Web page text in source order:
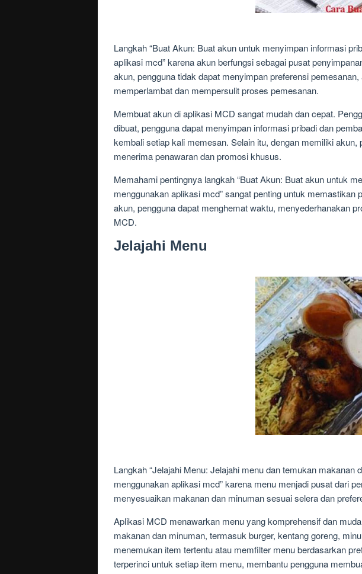
Langkah “Buat Akun: Buat akun untuk menyimpan informasi
aplikasi mcd” karena akun berfungsi sebagai pusat
akun, pengguna tidak dapat menyimpan preferensi
memperlambat dan mempersulit proses pemesanan.
Membuat akun di aplikasi MCD sangat mudah dan cepat.
dibuat, pengguna dapat menyimpan informasi pribadi dan
kembali setiap kali memesan. Selain itu, dengan memiliki
menerima penawaran dan promosi khusus.
Memahami pentingnya langkah “Buat Akun: Buat akun untuk
menggunakan aplikasi mcd” sangat penting untuk
akun, pengguna dapat menghemat waktu, menyederhanakan
MCD.
Jelajahi Menu
Langkah “Jelajahi Menu: Jelajahi menu dan temukan
menggunakan aplikasi mcd” karena menu menjadi pusat dari
menyesuaikan makanan dan minuman sesuai selera dan
Aplikasi MCD menawarkan menu yang komprehensif dan
makanan dan minuman, termasuk burger, kentang goreng,
menemukan item tertentu atau memfilter menu berdasarkan
terperinci untuk setiap item menu, membantu pengguna